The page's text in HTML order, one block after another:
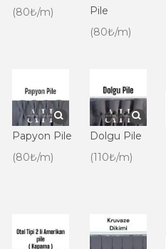
(80₺/m)
Pile
(80₺/m)
Papyon Pile
(80₺/m)
Dolgu Pile
(110₺/m)